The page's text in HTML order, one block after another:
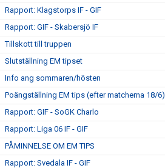
Rapport: Klagstorps IF - GIF
Rapport: GIF - Skabersjö IF
Tillskott till truppen
Slutställning EM tipset
Info ang sommaren/hösten
Poängställning EM tips (efter matcherna 18/6)
Rapport: GIF - SoGK Charlo
Rapport: Liga 06 IF - GIF
PÅMINNELSE OM EM TIPS
Rapport: Svedala IF - GIF